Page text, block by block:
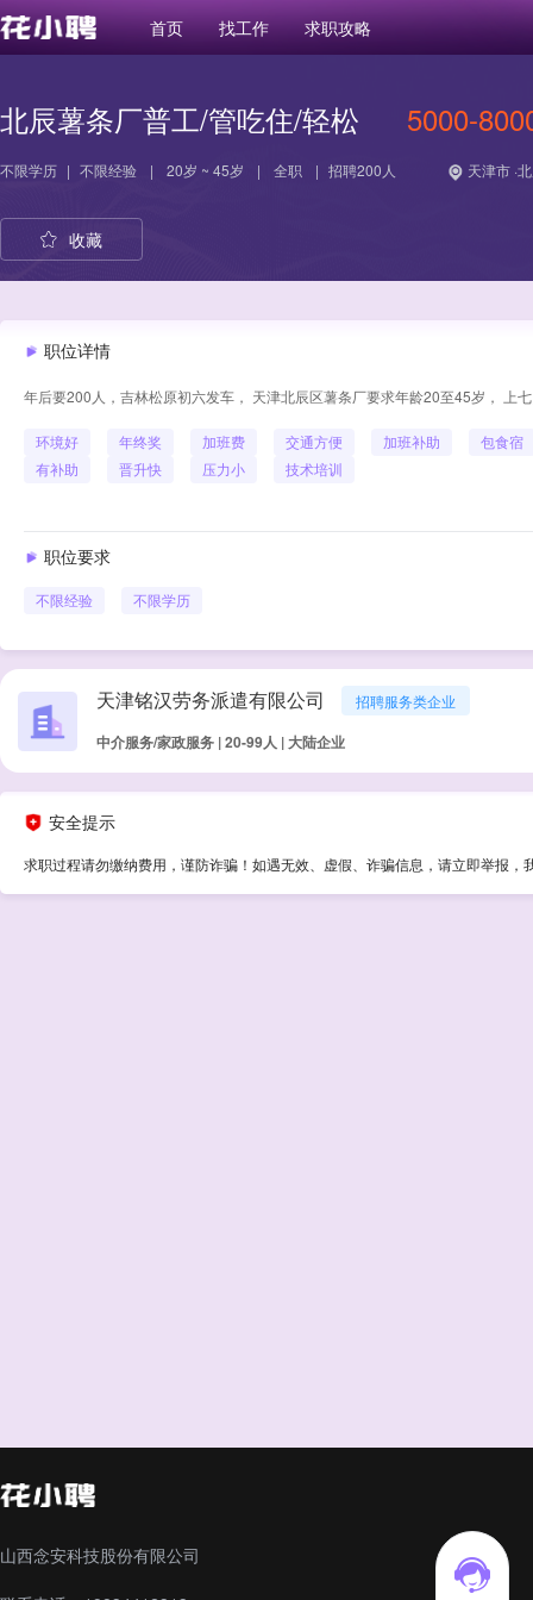
首页 找工作 求职攻略
北辰薯条厂普工/管吃住/轻松 5000-
不限学历 | 不限经验 | 20岁 ~ 45岁 | 全职 | 招聘200人 天津市 ·
收藏
职位详情
年后要200人，吉林松原初六发车， 天津北辰区薯条厂要求年龄20至45岁， 上
环境好 年终奖 加班费 交通方便 加班补助
包食宿
有补助
晋升快 压力小 技术培训
职位要求
不限经验 不限学历
天津铭汉劳务派遣有限公司 招聘服务类企业
中介服务/家政服务 | 20-99人 | 大陆企业
安全提示
求职过程请勿缴纳费用，谨防诈骗！如遇无效、虚假、诈骗信息，请立即举报，
山西念安科技股份有限公司